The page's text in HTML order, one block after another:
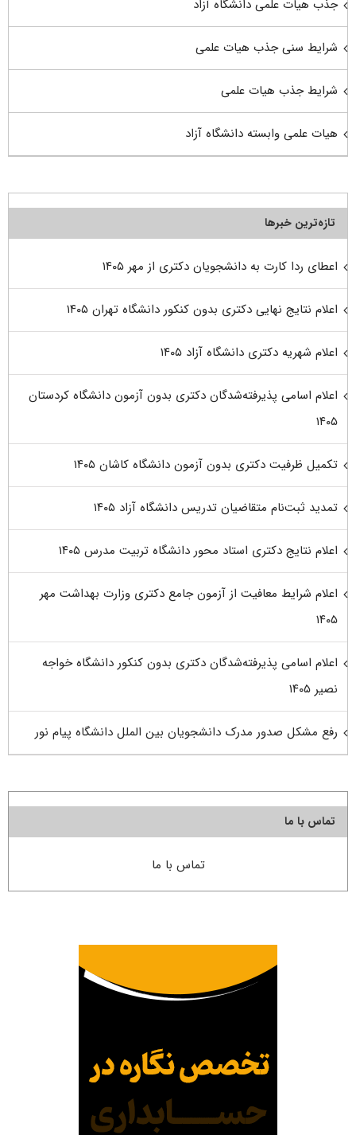
جذب هیات علمی دانشگاه آزاد
شرایط سنی جذب هیات علمی
شرایط جذب هیات علمی
هیات علمی وابسته دانشگاه آزاد
تازه‌ترین خبرها
اعطای ردا کارت به دانشجویان دکتری از مهر ۱۴۰۵
اعلام نتایج نهایی دکتری بدون کنکور دانشگاه تهران ۱۴۰۵
اعلام شهریه دکتری دانشگاه آزاد ۱۴۰۵
اعلام اسامی پذیرفته‌شدگان دکتری بدون آزمون دانشگاه کردستان
۱۴۰۵
تکمیل ظرفیت دکتری بدون آزمون دانشگاه کاشان ۱۴۰۵
تمدید ثبت‌نام متقاضیان تدریس دانشگاه آزاد ۱۴۰۵
اعلام نتایج دکتری استاد محور دانشگاه تربیت مدرس ۱۴۰۵
اعلام شرایط معافیت از آزمون جامع دکتری وزارت بهداشت مهر
۱۴۰۵
اعلام اسامی پذیرفته‌شدگان دکتری بدون کنکور دانشگاه خواجه
نصیر ۱۴۰۵
رفع مشکل صدور مدرک دانشجویان بین الملل دانشگاه پیام نور
تماس با ما
تماس با ما